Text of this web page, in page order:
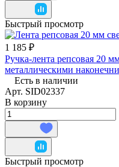
Быстрый просмотр
1 185 ₽
Ручка-лента репсовая 20
металлическими
Есть в наличии
Арт. SID02337
В корзину
Быстрый просмотр